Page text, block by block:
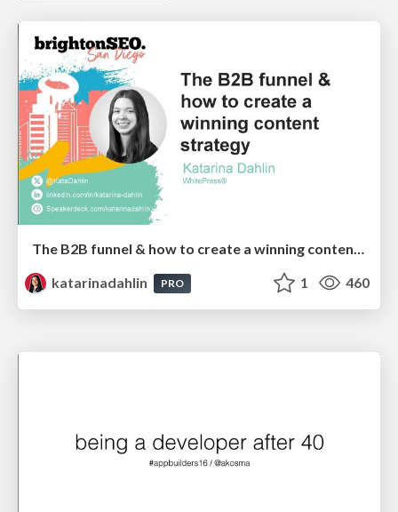
The B2B funnel & how to create a winning content strategy
katarinadahlin
PRO 1 460